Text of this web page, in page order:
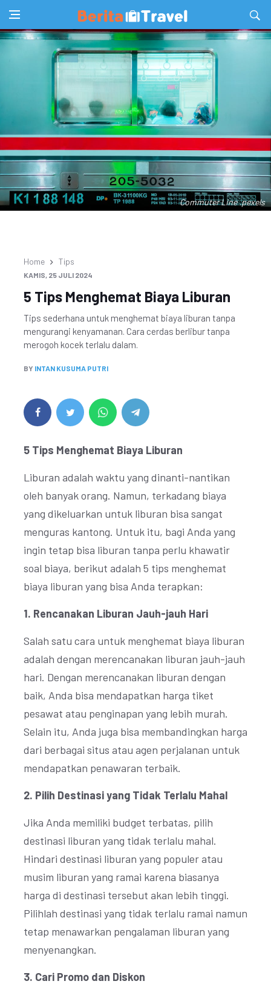
Commuter Line .pexels
Home Tips
KAMIS, 25 JULI 2024
5 Tips Menghemat Biaya Liburan
Tips sederhana untuk menghemat biaya liburan tanpa
mengurangi kenyamanan. Cara cerdas berlibur tanpa
merogoh kocek terlalu dalam.
BY INTAN KUSUMA PUTRI
5 Tips Menghemat Biaya Liburan
Liburan adalah waktu yang dinanti-nantikan
oleh banyak orang. Namun, terkadang biaya
yang dikeluarkan untuk liburan bisa sangat
menguras kantong. Untuk itu, bagi Anda yang
ingin tetap bisa liburan tanpa perlu khawatir
soal biaya, berikut adalah 5 tips menghemat
biaya liburan yang bisa Anda terapkan:
1. Rencanakan Liburan Jauh-jauh Hari
Salah satu cara untuk menghemat biaya liburan
adalah dengan merencanakan liburan jauh-jauh
hari. Dengan merencanakan liburan dengan
baik, Anda bisa mendapatkan harga tiket
pesawat atau penginapan yang lebih murah.
Selain itu, Anda juga bisa membandingkan harga
dari berbagai situs atau agen perjalanan untuk
mendapatkan penawaran terbaik.
2. Pilih Destinasi yang Tidak Terlalu Mahal
Jika Anda memiliki budget terbatas, pilih
destinasi liburan yang tidak terlalu mahal.
Hindari destinasi liburan yang populer atau
musim liburan yang ramai karena biasanya
harga di destinasi tersebut akan lebih tinggi.
Pilihlah destinasi yang tidak terlalu ramai namun
tetap menawarkan pengalaman liburan yang
menyenangkan.
3. Cari Promo dan Diskon